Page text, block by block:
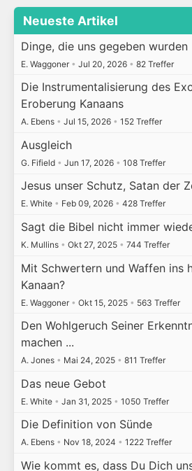
Neueste Artikel
Dinge, die uns gegeben wurden
E. Waggoner • Jul 20, 2026 • 82 Treffer
Die Instrumentalisierung des
Eroberung Kanaans
A. Ebens • Jul 15, 2026 • 152 Treffer
Ausgleich
G. Fifield • Jun 17, 2026 • 108 Treffer
Jesus unser Schutz, Satan der
E. White • Feb 09, 2026 • 428 Treffer
Sagt die Bibel nicht immer
K. Mullins • Okt 27, 2025 • 744 Treffer
Mit Schwertern und Waffen ins
Kanaan?
E. Waggoner • Okt 15, 2025 • 563 Treffer
Den Wohlgeruch Seiner
machen ...
A. Jones • Mai 24, 2025 • 811 Treffer
Das neue Gebot
E. White • Jan 31, 2025 • 1050 Treffer
Die Definition von Sünde
A. Ebens • Nov 18, 2024 • 1222 Treffer
Wie kommt es, dass Du Dich